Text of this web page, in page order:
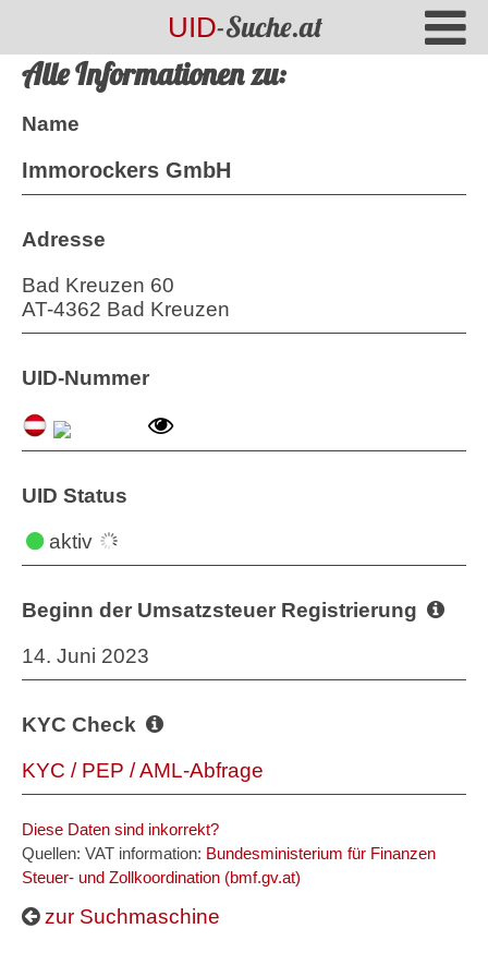
UID-Suche.at
Alle Informationen zu:
Name
Immorockers GmbH
Adresse
Bad Kreuzen 60
AT-4362 Bad Kreuzen
UID-Nummer
UID Status
aktiv
Beginn der Umsatzsteuer Registrierung
14. Juni 2023
KYC Check
KYC / PEP / AML-Abfrage
Diese Daten sind inkorrekt?
Quellen: VAT information: Bundesministerium für Finanzen
Steuer- und Zollkoordination (bmf.gv.at)
zur Suchmaschine